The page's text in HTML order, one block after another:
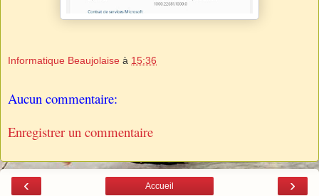
Informatique Beaujolaise à 15:36
Aucun commentaire:
Enregistrer un commentaire
‹ ›
Accueil